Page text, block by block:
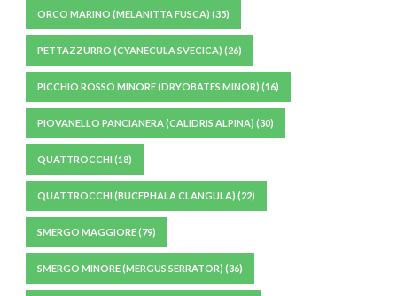
ORCO MARINO (MELANITTA FUSCA) (35)
PETTAZZURRO (CYANECULA SVECICA) (26)
PICCHIO ROSSO MINORE (DRYOBATES MINOR) (16)
PIOVANELLO PANCIANERA (CALIDRIS ALPINA) (30)
QUATTROCCHI (18)
QUATTROCCHI (BUCEPHALA CLANGULA) (22)
SMERGO MAGGIORE(79)
SMERGO MINORE (MERGUS SERRATOR) (36)